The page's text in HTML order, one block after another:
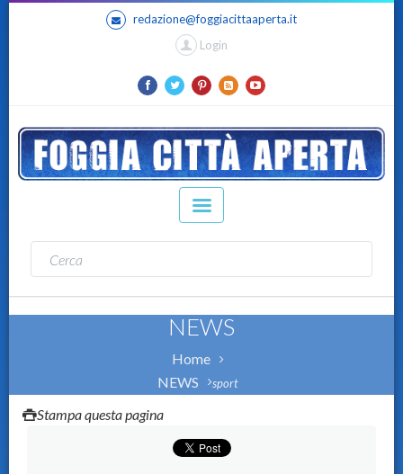
redazione@foggiacittaaperta.it
Login
NEWS
Home
NEWS
sport
Stampa questa pagina